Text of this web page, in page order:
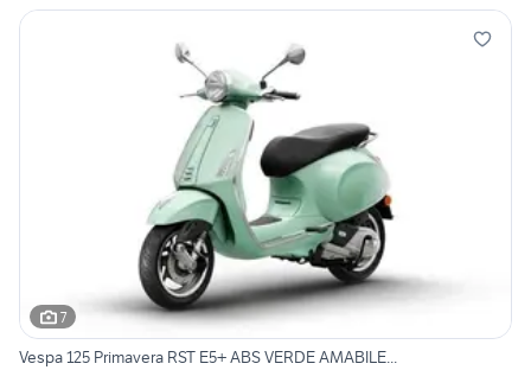
7
Vespa 125 Primavera RST E5+ ABS VERDE AMABILE...